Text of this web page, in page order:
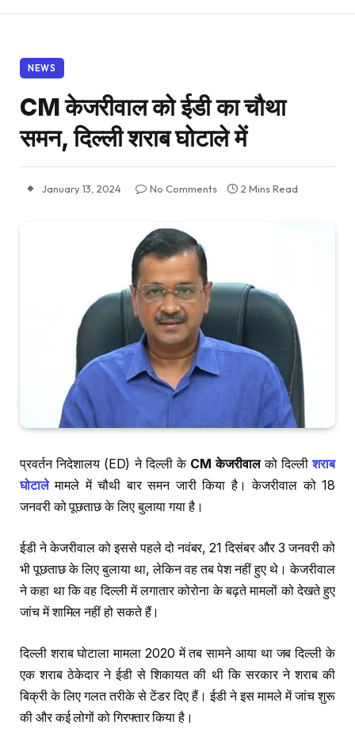
NEWS
CM केजरीवाल को ईडी का चौथा
समन, दिल्ली शराब घोटाले में
January 13, 2024 No Comments 2 Mins Read
प्रवर्तन निदेशालय (ED) ने दिल्ली के CM केजरीवालको दिल्लीशराब
घोटाले मामले में चौथी बार समन जारी किया है। केजरीवाल को 18
जनवरी को पूछताछ के लिए बुलाया गया है।
ईडी ने केजरीवाल को इससे पहले दो नवंबर, 21 दिसंबर और 3 जनवरी को
भी पूछताछ के लिए बुलाया था, लेकिन वह तब पेश नहीं हुए थे। केजरीवाल
ने कहा था कि वह दिल्ली में लगातार कोरोना के बढ़ते मामलों को देखते हुए
जांच में शामिल नहीं हो सकते हैं।
दिल्ली शराब घोटाला मामला 2020 में तब सामने आया था जब दिल्ली के
एक शराब ठेकेदार ने ईडी से शिकायत की थी कि सरकार ने शराब की
बिक्री के लिए गलत तरीके से टेंडर दिए हैं। ईडी ने इस मामले में जांच शुरू
की और कई लोगों को गिरफ्तार किया है।